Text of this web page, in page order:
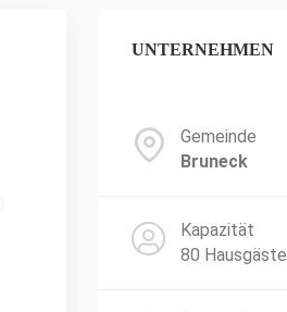
UNTERNEHMEN
Gemeinde
Bruneck
Kapazität
80 Hausgäste